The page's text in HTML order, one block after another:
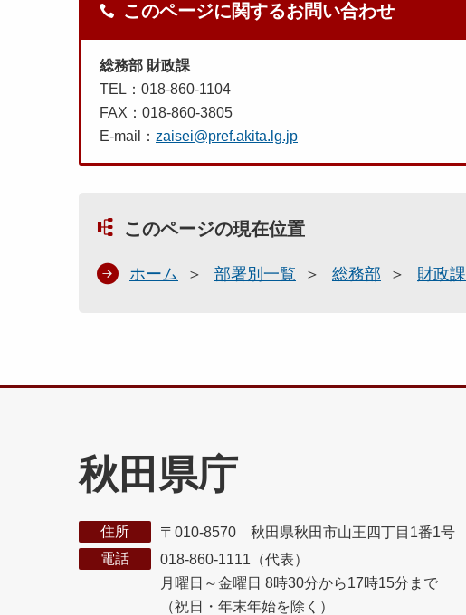
このページに関するお問い合わせ
総務部 財政課
TEL：018-860-1104
FAX：018-860-3805
E-mail： zaisei@pref.akita.lg.jp
このページの現在位置
ホーム 部署別一覧 総務部 財政課
秋田県庁
住所
〒010-8570 秋田県秋田市山王四丁目1番1号
電話
018-860-1111（代表）
月曜日～金曜日 8時30分から17時15分まで
（祝日・年末年始を除く）